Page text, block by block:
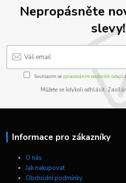
Nepropásněte
slevy!
Souhlasím se zpracováním osobních údajů
Můžete se kdykoli odhlásit.
Informace pro zákazníky
O nás
Jak nakupovat
Obchodní podmínky